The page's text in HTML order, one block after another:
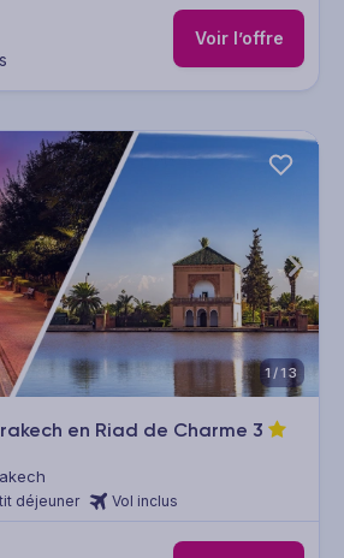
Voir l’offre
1/13
en Riad de Charme 3
déjeuner Vol inclus